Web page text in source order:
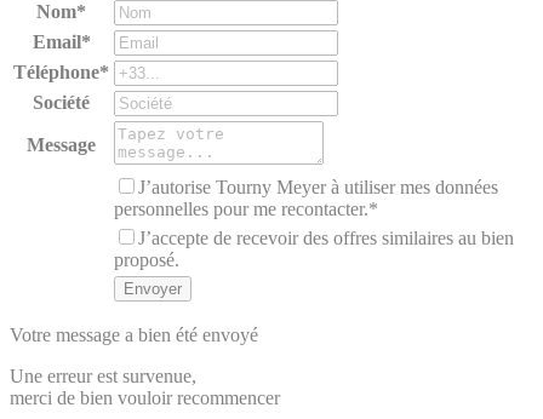
Nom*
Email*
Téléphone*
Société
Message
J’autorise Tourny Meyer à utiliser mes données
personnelles pour me recontacter.*
J’accepte de recevoir des offres similaires au bien
proposé.
Votre message a bien été envoyé
Une erreur est survenue,
merci de bien vouloir recommencer